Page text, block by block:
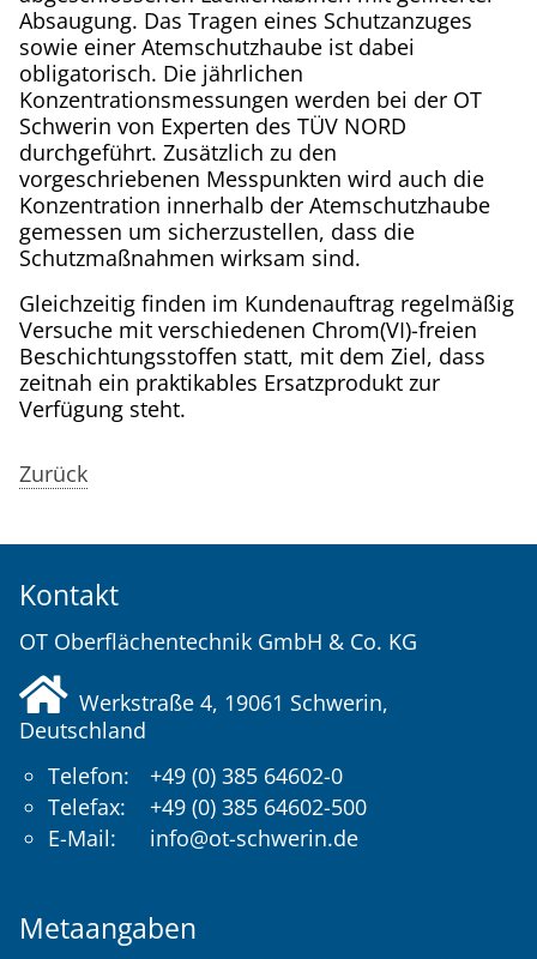
Absaugung. Das Tragen eines Schutzanzuges
sowie einer Atemschutzhaube ist dabei
obligatorisch. Die jährlichen
Konzentrationsmessungen werden bei der OT
Schwerin von Experten des TÜV NORD
durchgeführt. Zusätzlich zu den
vorgeschriebenen Messpunkten wird auch die
Konzentration innerhalb der Atemschutzhaube
gemessen um sicherzustellen, dass die
Schutzmaßnahmen wirksam sind.
Gleichzeitig finden im Kundenauftrag regelmäßig
Versuche mit verschiedenen Chrom(VI)-freien
Beschichtungsstoffen statt, mit dem Ziel, dass
zeitnah ein praktikables Ersatzprodukt zur
Verfügung steht.
Zurück
Kontakt
OT Oberflächentechnik GmbH & Co. KG
Werkstraße 4, 19061 Schwerin,
Deutschland
Telefon:
+49 (0) 385 64602-0
Telefax:
+49 (0) 385 64602-500
E-Mail:
info@ot-schwerin.de
Metaangaben